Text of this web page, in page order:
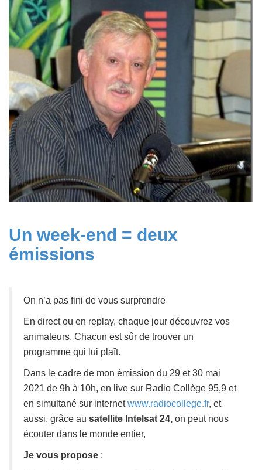
Un week-end = deux
émissions
On n’a pas fini de vous surprendre
En direct ou en replay, chaque jour découvrez vos
animateurs. Chacun est sûr de trouver un
programme qui lui plaît.
Dans le cadre de mon émission du 29 et 30 mai
2021 de 9h à 10h, en live sur Radio Collège 95,9 et
en simultané sur internetwww.radiocollege.fr, et
aussi, grâce au satellite Intelsat 24, on peut nous
écouter dans le monde entier,
Je vous propose :